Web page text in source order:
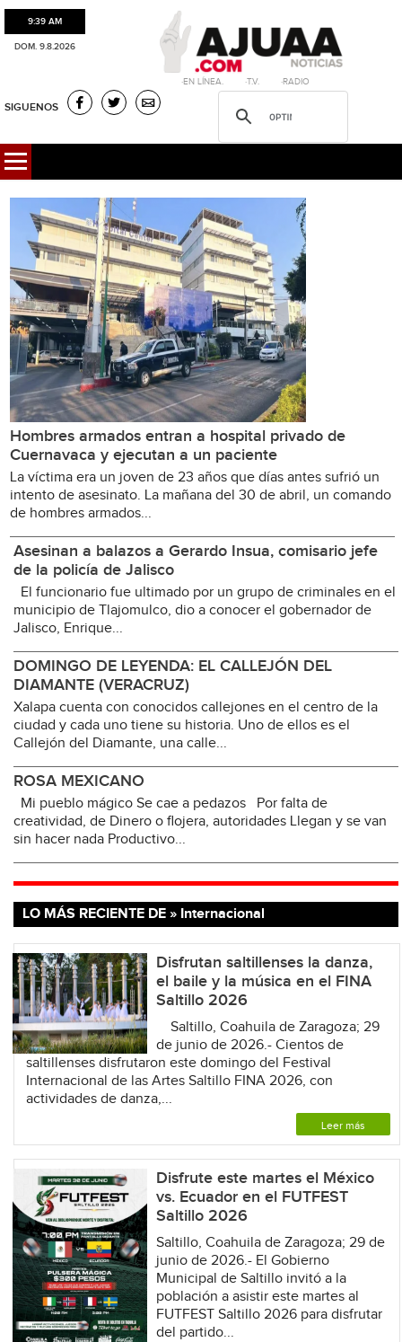
9:39 AM
DOM. 9.8.2026
·EN LÍNEA. ·T.V. ·RADIO
SIGUENOS
Hombres armados entran a hospital privado de
Cuernavaca y ejecutan a un paciente
La víctima era un joven de 23 años que días antes sufrió un
intento de asesinato. La mañana del 30 de abril, un comando
de hombres armados...
Asesinan a balazos a Gerardo Insua, comisario jefe
de la policía de Jalisco
El funcionario fue ultimado por un grupo de criminales en el
municipio de Tlajomulco, dio a conocer el gobernador de
Jalisco, Enrique...
DOMINGO DE LEYENDA: EL CALLEJÓN DEL
DIAMANTE (VERACRUZ)
Xalapa cuenta con conocidos callejones en el centro de la
ciudad y cada uno tiene su historia. Uno de ellos es el
Callejón del Diamante, una calle...
ROSA MEXICANO
Mi pueblo mágico Se cae a pedazos Por falta de
creatividad, de Dinero o flojera, autoridades Llegan y se van
sin hacer nada Productivo...
LO MÁS RECIENTE DE » Internacional
Disfrutan saltillenses la danza,
el baile y la música en el FINA
Saltillo 2026
Saltillo, Coahuila de Zaragoza; 29
de junio de 2026.- Cientos de
saltillenses disfrutaron este domingo del Festival
Internacional de las Artes Saltillo FINA 2026, con
actividades de danza,...
Leer más
Disfrute este martes el México
vs. Ecuador en el FUTFEST
Saltillo 2026
Saltillo, Coahuila de Zaragoza; 29 de
junio de 2026.- El Gobierno
Municipal de Saltillo invitó a la
población a asistir este martes al
FUTFEST Saltillo 2026 para disfrutar
del partido...